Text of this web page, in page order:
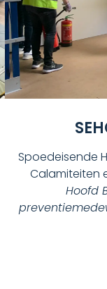
Spoedeisende
Calamiteiten
Hoofd